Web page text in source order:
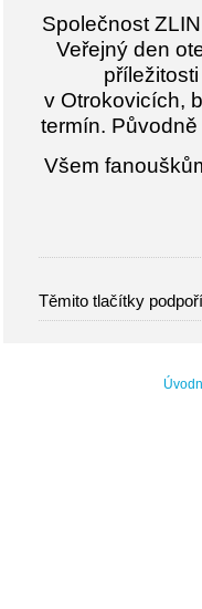
Společnost
Veřejný den
v Otrokovicích,
termín.
Všem
Těmito tlačítky